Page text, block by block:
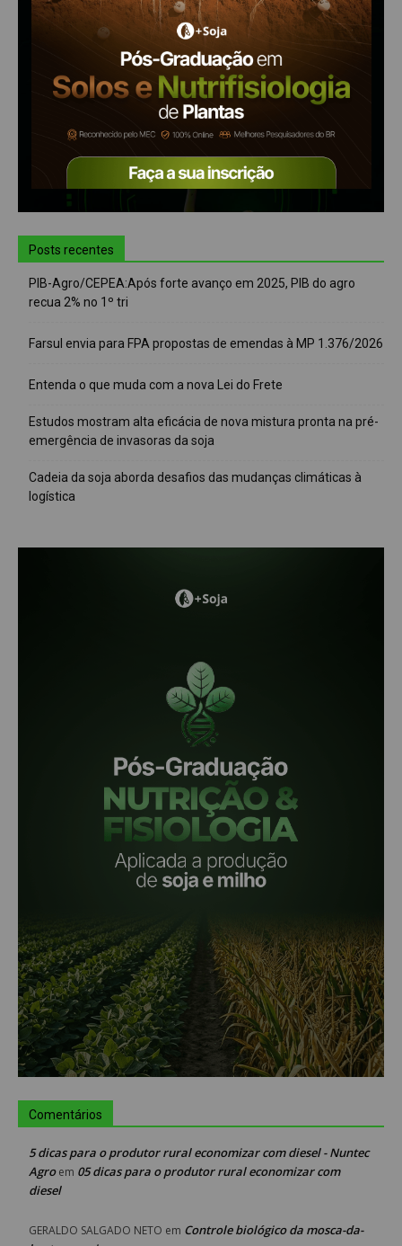
Posts recentes
PIB-Agro/CEPEA:Após forte avanço em 2025, PIB do agro
recua 2% no 1º tri
Farsul envia para FPA propostas de emendas à MP 1.376/2026
Entenda o que muda com a nova Lei do Frete
Estudos mostram alta eficácia de nova mistura pronta na pré-
emergência de invasoras da soja
Cadeia da soja aborda desafios das mudanças climáticas à
logística
Comentários
5 dicas para o produtor rural economizar com diesel - Nuntec
Agroem 05 dicas para o produtor rural economizar com
diesel
GERALDO SALGADO NETO em Controle biológico da mosca-da-